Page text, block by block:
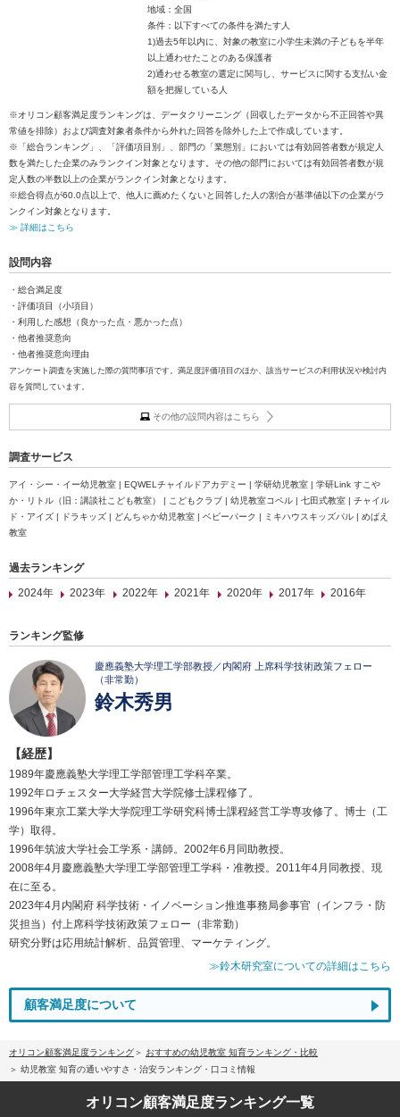
地域：全国
条件：以下すべての条件を満たす人
1)過去5年以内に、対象の教室に小学生未満の子どもを半年
以上通わせたことのある保護者
2)通わせる教室の選定に関与し、サービスに関する支払い金
額を把握している人
※オリコン顧客満足度ランキングは、データクリーニング（回収したデータから不正回答や異
常値を排除）および調査対象者条件から外れた回答を除外した上で作成しています。
※「総合ランキング」、「評価項目別」、部門の「業態別」においては有効回答者数が規定人
数を満たした企業のみランクイン対象となります。その他の部門においては有効回答者数が規
定人数の半数以上の企業がランクイン対象となります。
※総合得点が60.0点以上で、他人に薦めたくないと回答した人の割合が基準値以下の企業がラ
ンクイン対象となります。
≫ 詳細はこちら
設問内容
・総合満足度
・評価項目（小項目）
・利用した感想（良かった点・悪かった点）
・他者推奨意向
・他者推奨意向理由
アンケート調査を実施した際の質問事項です。満足度評価項目のほか、該当サービスの利用状況や検討内
容を質問しています。
その他の設問内容はこちら
調査サービス
アイ・シー・イー幼児教室 | EQWELチャイルドアカデミー | 学研幼児教室 | 学研Link すこや
か・リトル（旧：講談社こども教室） | こどもクラブ | 幼児教室コペル | 七田式教室 | チャイル
ド・アイズ | ドラキッズ | どんちゃか幼児教室 | ベビーパーク | ミキハウスキッズパル | めばえ
教室
過去ランキング
2024年
2023年 2022年 2021年 2020年 2017年 2016年
ランキング監修
慶應義塾大学理工学部教授／内閣府 上席科学技術政策フェロー
（非常勤）
鈴木秀男
【経歴】
1989年慶應義塾大学理工学部管理工学科卒業。
1992年ロチェスター大学経営大学院修士課程修了。
1996年東京工業大学大学院理工学研究科博士課程経営工学専攻修了。博士（工
学）取得。
1996年筑波大学社会工学系・講師。2002年6月同助教授。
2008年4月慶應義塾大学理工学部管理工学科・准教授。2011年4月同教授、現
在に至る。
2023年4月内閣府 科学技術・イノベーション推進事務局参事官（インフラ・防
災担当）付上席科学技術政策フェロー（非常勤）
研究分野は応用統計解析、品質管理、マーケティング。
≫鈴木研究室についての詳細はこちら
顧客満足度について
オリコン顧客満足度ランキング
おすすめの幼児教室 知育ランキング・比較
幼児教室 知育の通いやすさ・治安ランキング・口コミ情報
オリコン顧客満足度ランキング一覧